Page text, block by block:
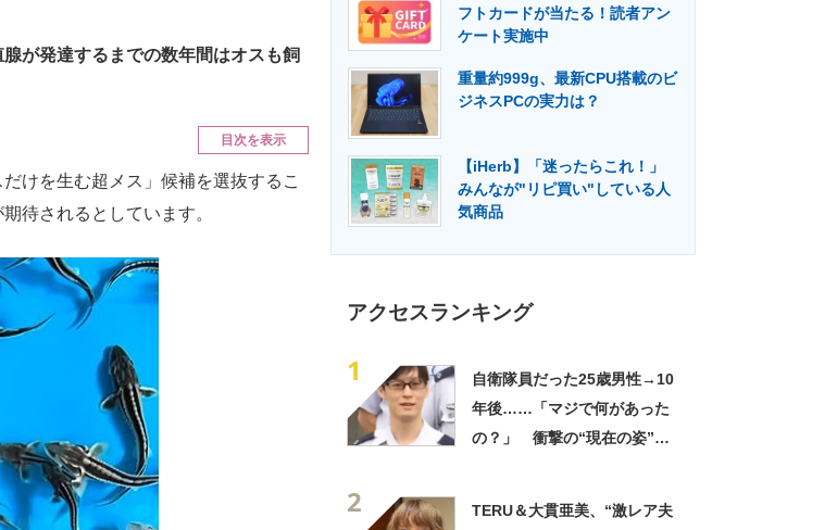
エネルギーの専門メディア 建設×テクノロジーの最前線
が発達するまでの数年間はオスも飼
目次を表示
けを生む超メス」候補を選抜するこ
待されるとしています。
フトカードが当たる！読者アン
ケート実施中
重量約999g、最新CPU搭載のビ
ジネスPCの実力は？
【iHerb】「迷ったらこれ！」
みんなが"リピ買い"している人
気商品
アクセスランキング
1
自衛隊員だった25歳男性→10
年後……「マジで何があった
の？」 衝撃の“現在の姿”が
2
TERU＆大貫亜美、“激レア夫